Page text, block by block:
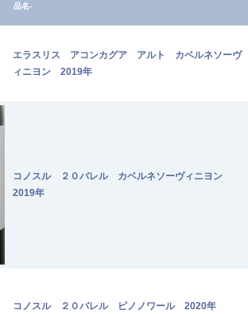
品名-
エラスリス アコンカグア アルト カベルネソーヴ
ィニヨン 2019年
コノスル ２０バレル カベルネソーヴィニヨン
2019年
コノスル ２０バレル ピノノワール 2020年